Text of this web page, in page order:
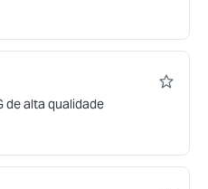
de alta qualidade